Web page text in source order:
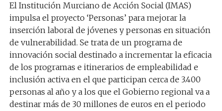
El Institución Murciano de Acción Social (IMAS)
impulsa el proyecto ‘Personas’ para mejorar la
inserción laboral de jóvenes y personas en situación
de vulnerabilidad. Se trata de un programa de
innovación social destinado a incrementar la eficacia
de los programas e itinerarios de empleabilidad e
inclusión activa en el que participan cerca de 3.400
personas al año y a los que el Gobierno regional va a
destinar más de 30 millones de euros en el periodo